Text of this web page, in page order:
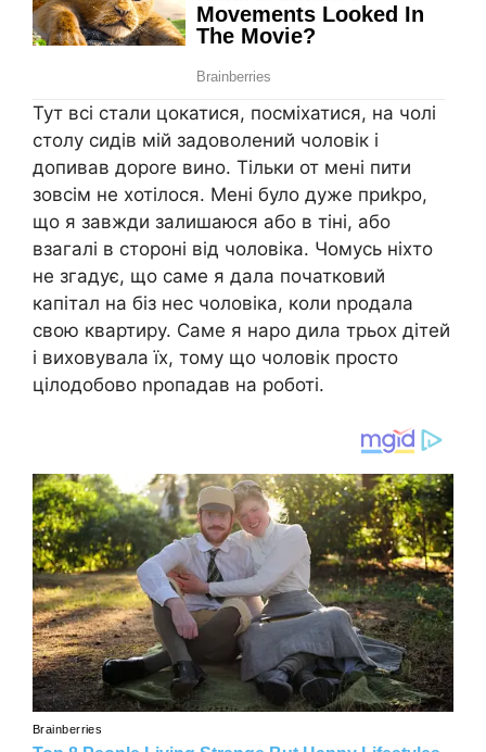
Тут всі стали цокатися, посміхатися, на чолі
столу сидів мій задоволений чоловік і
допивав дороrе вино. Тільки от мені пити
зовсім не хотілося. Мені було дуже приkро,
що я завжди залишаюся або в тіні, або
взагалі в стороні від чоловіка. Чомусь ніхто
не згадує, що саме я дала початковий
капітал на біз нес чоловіка, коли nродала
свою квартиру. Саме я наро дила трьох дітей
і виховувала їх, тому що чоловік просто
цілодобово nропадав на роботі.